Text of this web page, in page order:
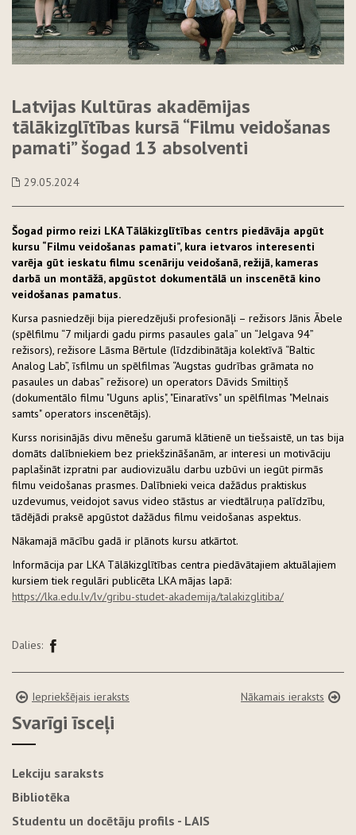
Latvijas Kultūras akadēmijas
tālākizglītības kursā “Filmu veidošanas
pamati” šogad 13 absolventi
29.05.2024
Šogad pirmo reizi LKA Tālākizglītības centrs piedāvāja apgūt
kursu “Filmu veidošanas pamati”, kura ietvaros interesenti
varēja gūt ieskatu filmu scenāriju veidošanā, režijā, kameras
darbā un montāžā, apgūstot dokumentālā un inscenētā kino
veidošanas pamatus.
Kursa pasniedzēji bija pieredzējuši profesionāļi – režisors Jānis Ābele
(spēlfilmu “7 miljardi gadu pirms pasaules gala” un “Jelgava 94”
režisors), režisore Lāsma Bērtule (līdzdibinātāja kolektīvā “Baltic
Analog Lab”, īsfilmu un spēlfilmas “Augstas gudrības grāmata no
pasaules un dabas” režisore) un operators Dāvids Smiltiņš
(dokumentālo filmu "Uguns aplis", "Einaratīvs" un spēlfilmas "Melnais
samts" operators inscenētājs).
Kurss norisinājās divu mēnešu garumā klātienē un tiešsaistē, un tas bija
domāts dalībniekiem bez priekšzināšanām, ar interesi un motivāciju
paplašināt izpratni par audiovizuālu darbu uzbūvi un iegūt pirmās
filmu veidošanas prasmes. Dalībnieki veica dažādus praktiskus
uzdevumus, veidojot savus video stāstus ar viedtālruņa palīdzību,
tādējādi praksē apgūstot dažādus filmu veidošanas aspektus.
Nākamajā mācību gadā ir plānots kursu atkārtot.
Informācija par LKA Tālākizglītības centra piedāvātajiem aktuālajiem
kursiem tiek regulāri publicēta LKA mājas lapā:
https://lka.edu.lv/lv/gribu-studet-akademija/talakizglitiba/
Dalies:
Iepriekšējais ieraksts Nākamais ieraksts
Svarīgi īsceļi
Lekciju saraksts
Bibliotēka
Studentu un docētāju profils - LAIS